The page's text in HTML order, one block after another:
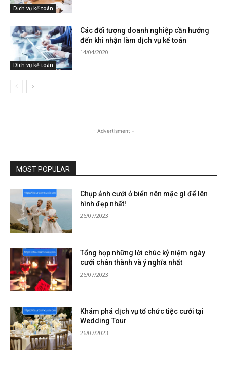
Dịch vụ kế toán
Dịch vụ kế toán
Các đối tượng doanh nghiệp cần hướng
đến khi nhận làm dịch vụ kế toán
14/04/2020
- Advertisment -
MOST POPULAR
Chụp ảnh cưới ở biển nên mặc gì để lên
hình đẹp nhất!
26/07/2023
Tổng hợp những lời chúc kỷ niệm ngày
cưới chân thành và ý nghĩa nhất
26/07/2023
Khám phá dịch vụ tổ chức tiệc cưới tại
Wedding Tour
26/07/2023